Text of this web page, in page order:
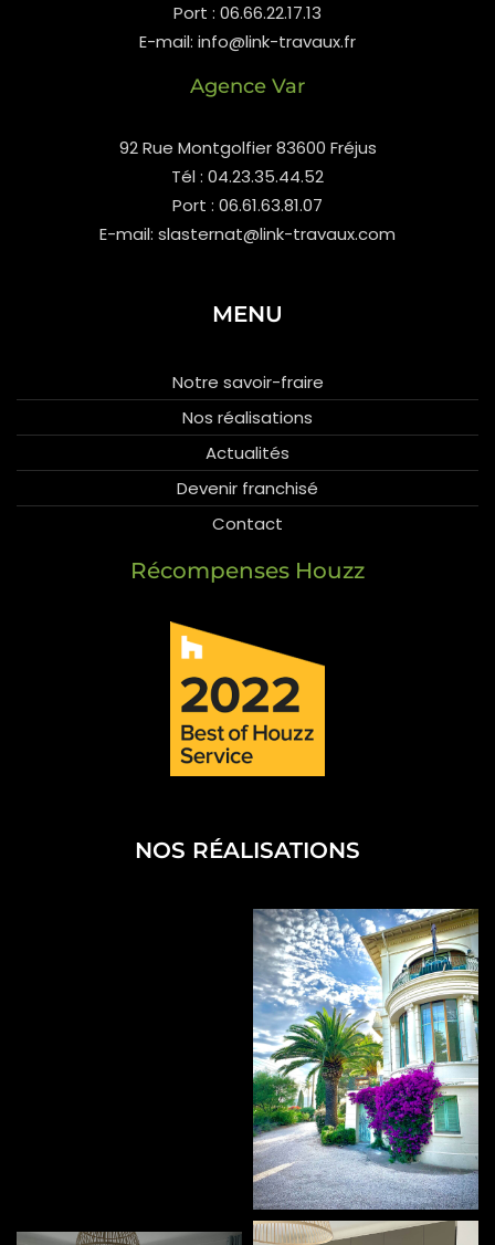
Port : 06.66.22.17.13
E-mail: info@link-travaux.fr
Agence Var
92 Rue Montgolfier 83600 Fréjus
Tél : 04.23.35.44.52
Port : 06.61.63.81.07
E-mail: slasternat@link-travaux.com
MENU
Notre savoir-fraire
Nos réalisations
Actualités
Devenir franchisé
Contact
Récompenses Houzz
NOS RÉALISATIONS